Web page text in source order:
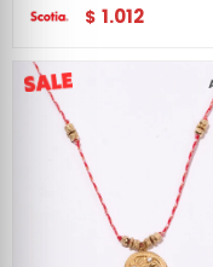
$ 1.012